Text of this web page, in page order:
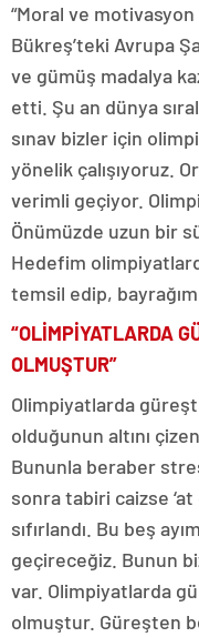
“Moral ve
Bükreş’teki Avrupa
ve gümüş madalya
etti. Şu an dünya
sınav bizler için
yönelik çalışıyoruz.
verimli geçiyor.
Önümüzde uzun bir
Hedefim
temsil edip,
“OLİMPİYATLARDA
OLMUŞTUR”
Olimpiyatlarda
olduğunun altını
Bununla beraber
sonra tabiri caizse ‘at
sıfırlandı. Bu beş
geçireceğiz. Bunun
var. Olimpiyatlarda
olmuştur. Güreşten